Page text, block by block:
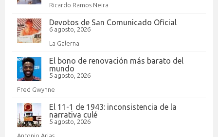
Ricardo Ramos Neira
Devotos de San Comunicado Oficial
6 agosto, 2026
La Galerna
El bono de renovación más barato del
mundo
5 agosto, 2026
Fred Gwynne
El 11-1 de 1943: inconsistencia de la
narrativa culé
5 agosto, 2026
Antonio Arias